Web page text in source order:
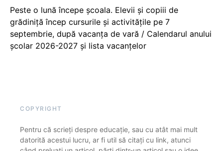
Peste o lună începe școala. Elevii și copiii de
grădiniță încep cursurile și activitățile pe 7
septembrie, după vacanța de vară / Calendarul anului
școlar 2026-2027 și lista vacanțelor
COPYRIGHT
Pentru că scrieți despre educație, sau cu atât mai mult
datorită acestui lucru, ar fi util să citați cu link, atunci